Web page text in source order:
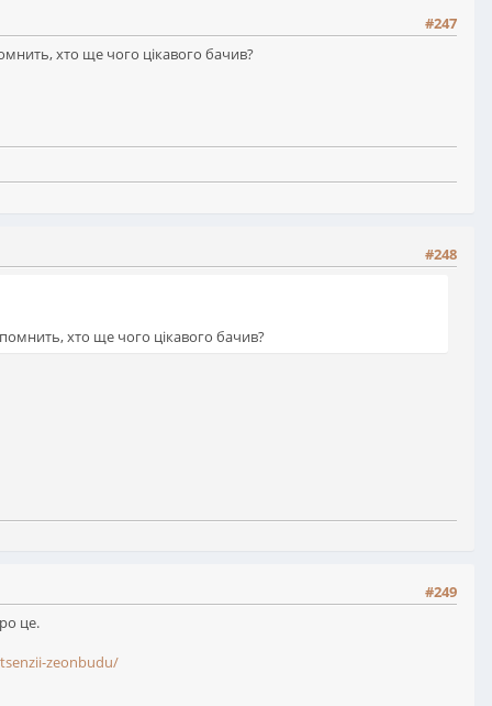
#247
хто ще чого цікавого бачив?
#248
хто ще чого цікавого бачив?
#249
це.
zeonbudu/